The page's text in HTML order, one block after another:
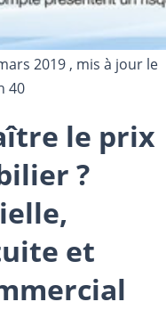
2019 , mis à jour le
40
le prix
?
et